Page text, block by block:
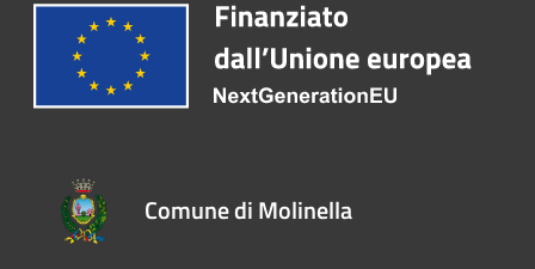
Comune di Molinella